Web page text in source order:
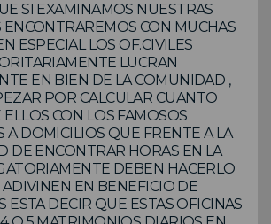
SI EXAMINAMOS NUESTRAS
ENCONTRAREMOS CON MUCHAS
ESPECIAL LOS OF.CIVILES
LUCRAN
EN BIEN DE LA COMUNIDAD ,
POR CALCULAR CUANTO
CON LOS FAMOSOS
A DOMICILIOS QUE FRENTE A LA
DE ENCONTRAR HORAS EN LA
DEBEN HACERLO
ADIVINEN EN BENEFICIO DE
ESTA DECIR QUE ESTAS OFICINAS